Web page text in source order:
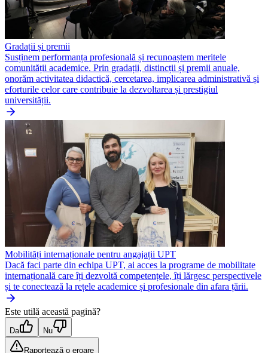
Gradații și premii
Susținem performanța profesională și recunoaștem meritele
comunității academice. Prin gradații, distincții și premii anuale,
onorăm activitatea didactică, cercetarea, implicarea administrativă și
eforturile celor care contribuie la dezvoltarea și prestigiul
universității.
Mobilități internaționale pentru angajații UPT
Dacă faci parte din echipa UPT, ai acces la programe de mobilitate
internațională care îți dezvoltă competențele, îți lărgesc perspectivele
și te conectează la rețele academice și profesionale din afara țării.
Este utilă această pagină?
Da Nu
Raportează o eroare